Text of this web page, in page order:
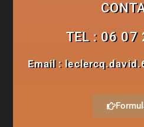
TEL : 06 07
Email :